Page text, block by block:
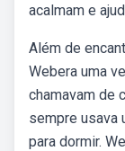
acalmam e
Além de
Webera uma
chamavam de
sempre usava
para dormir.